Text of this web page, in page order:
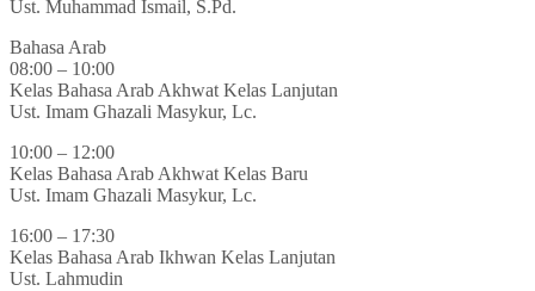
Ust. Muhammad Ismail, S.Pd.
Bahasa Arab
08:00 – 10:00
Kelas Bahasa Arab Akhwat Kelas Lanjutan
Ust. Imam Ghazali Masykur, Lc.
10:00 – 12:00
Kelas Bahasa Arab Akhwat Kelas Baru
Ust. Imam Ghazali Masykur, Lc.
16:00 – 17:30
Kelas Bahasa Arab Ikhwan Kelas Lanjutan
Ust. Lahmudin